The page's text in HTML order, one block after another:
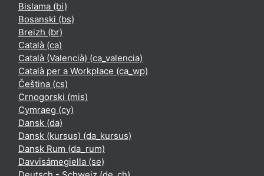
Bislama ‎(bi)‎
Bosanski ‎(bs)‎
Breizh ‎(br)‎
Català ‎(ca)‎
Català (Valencià) ‎(ca_valencia)‎
Català per a Workplace ‎(ca_wp)‎
Čeština ‎(cs)‎
Crnogorski ‎(mis)‎
Cymraeg ‎(cy)‎
Dansk ‎(da)‎
Dansk (kursus) ‎(da_kursus)‎
Dansk Rum ‎(da_rum)‎
Davvisámegiella ‎(se)‎